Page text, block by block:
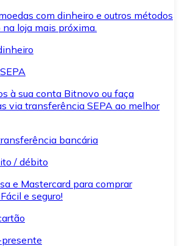
com dinheiro e outros métodos
loja mais próxima.
à sua conta Bitnovo ou faça
via transferência SEPA ao melhor
bancária
/ débito
e Mastercard para comprar
e seguro!